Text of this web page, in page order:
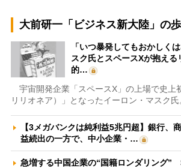
大前研一「ビジネス新大陸」の
「いつ暴発してもおかしく
スク氏とスペースXが抱え
的…
宇宙開発企業「スペースX」の上場で史上
リリオネア）」となったイーロン・マスク氏
【3メガバンクは純利益5兆円超】銀行、
益続出の一方で、中小企業・…
急増する中国企業の“国籍ロンダリング”